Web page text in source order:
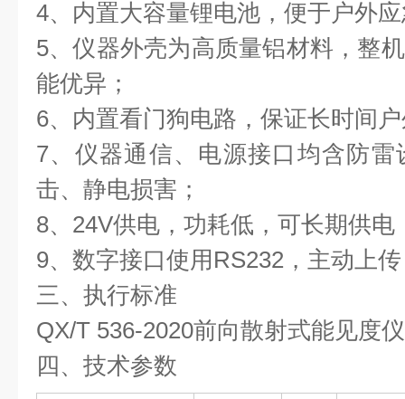
4、内置大容量锂电池，便于户外
5、仪器外壳为高质量铝材料，整
能优异；
6、内置看门狗电路，保证长时间
7、仪器通信、电源接口均含防
击、静电损害；
8、24V供电，功耗低，可长期供电
9、数字接口使用RS232，主动上
三、执行标准
QX/T 536-2020前向散射式能见度
四、技术参数